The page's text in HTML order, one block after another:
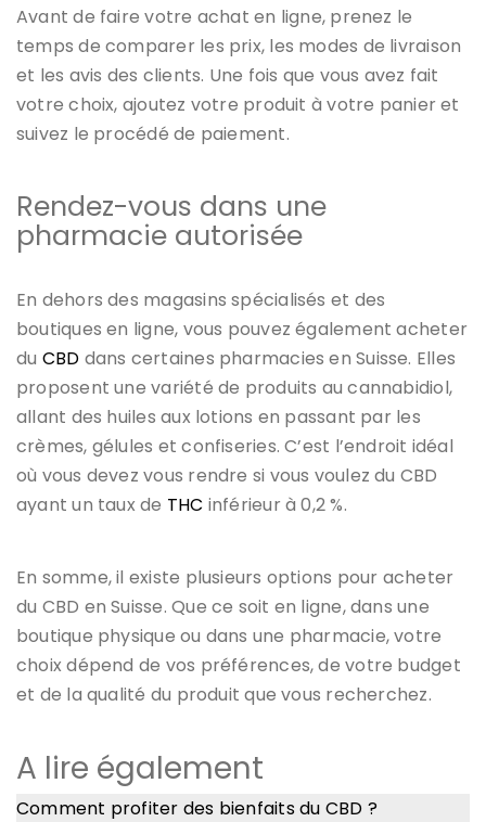
Avant de faire votre achat en ligne, prenez le
temps de comparer les prix, les modes de livraison
et les avis des clients. Une fois que vous avez fait
votre choix, ajoutez votre produit à votre panier et
suivez le procédé de paiement.
Rendez-vous dans une
pharmacie autorisée
En dehors des magasins spécialisés et des
boutiques en ligne, vous pouvez également acheter
du CBD dans certaines pharmacies en Suisse. Elles
proposent une variété de produits au cannabidiol,
allant des huiles aux lotions en passant par les
crèmes, gélules et confiseries. C’est l’endroit idéal
où vous devez vous rendre si vous voulez du CBD
ayant un taux de THC inférieur à 0,2 %.
En somme, il existe plusieurs options pour acheter
du CBD en Suisse. Que ce soit en ligne, dans une
boutique physique ou dans une pharmacie, votre
choix dépend de vos préférences, de votre budget
et de la qualité du produit que vous recherchez.
A lire également
Comment profiter des bienfaits du CBD ?